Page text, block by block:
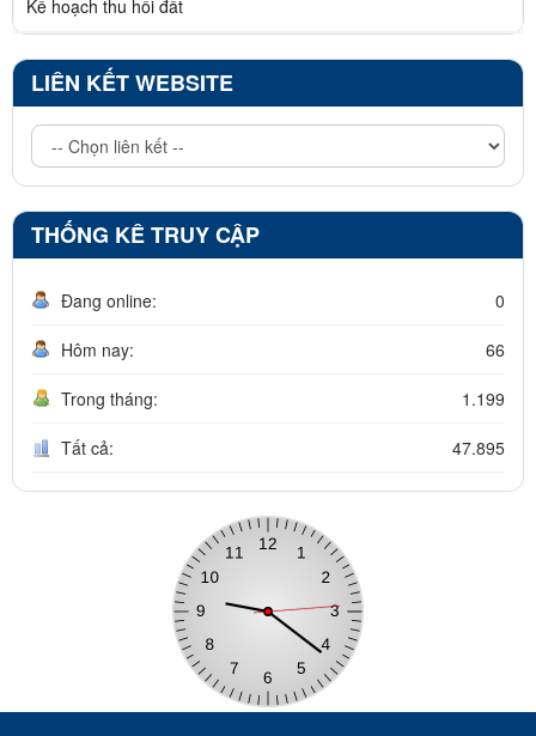
Kế hoạch thu hồi đất
LIÊN KẾT WEBSITE
THỐNG KÊ TRUY CẬP
Đang online: 0
Hôm nay: 66
Trong tháng: 1.199
Tất cả: 47.895